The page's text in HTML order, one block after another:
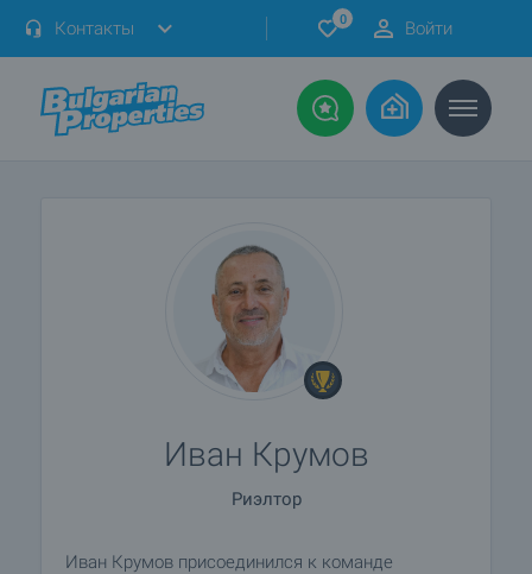
Контакты 0 Войти
Иван Крумов
Риэлтор
Иван Крумов присоединился к команде